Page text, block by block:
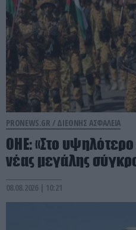
PRONEWS.GR / ΔΙΕΘΝΗΣ ΑΣΦΑΛΕΙΑ
ΟΗΕ: «Στο
νέας μεγάλης
08.08.2026 | 10:21